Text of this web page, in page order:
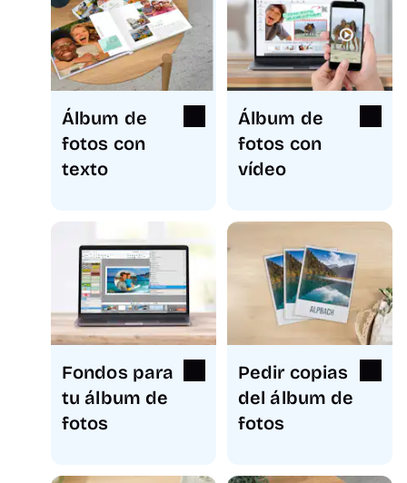
Álbum de
fotos con
texto
Álbum de
fotos con
vídeo
Fondos para
tu álbum de
fotos
Pedir copias
del álbum de
fotos